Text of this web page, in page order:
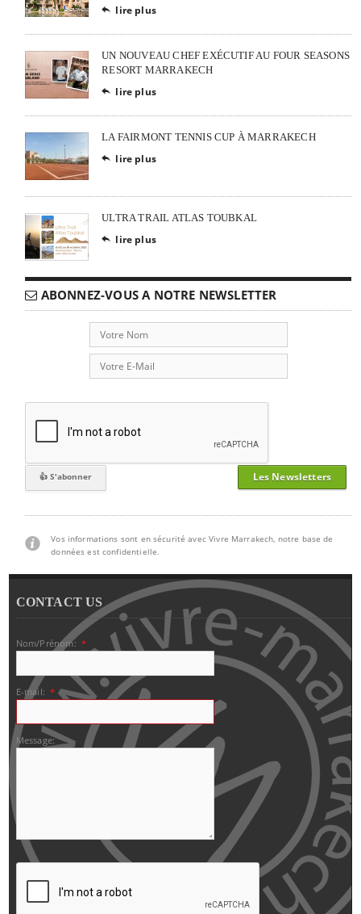
 lire plus
UN NOUVEAU CHEF EXÉCUTIF AU FOUR SEASONS
RESORT MARRAKECH
 lire plus
LA FAIRMONT TENNIS CUP À MARRAKECH
 lire plus
ULTRA TRAIL ATLAS TOUBKAL
 lire plus
ABONNEZ-VOUS A NOTRE NEWSLETTER
Les Newsletters
Vos informations sont en sécurité avec Vivre Marrakech, notre base de
données est confidentielle.
CONTACT US
Nom/Prénom: *
E-mail: *
Message: